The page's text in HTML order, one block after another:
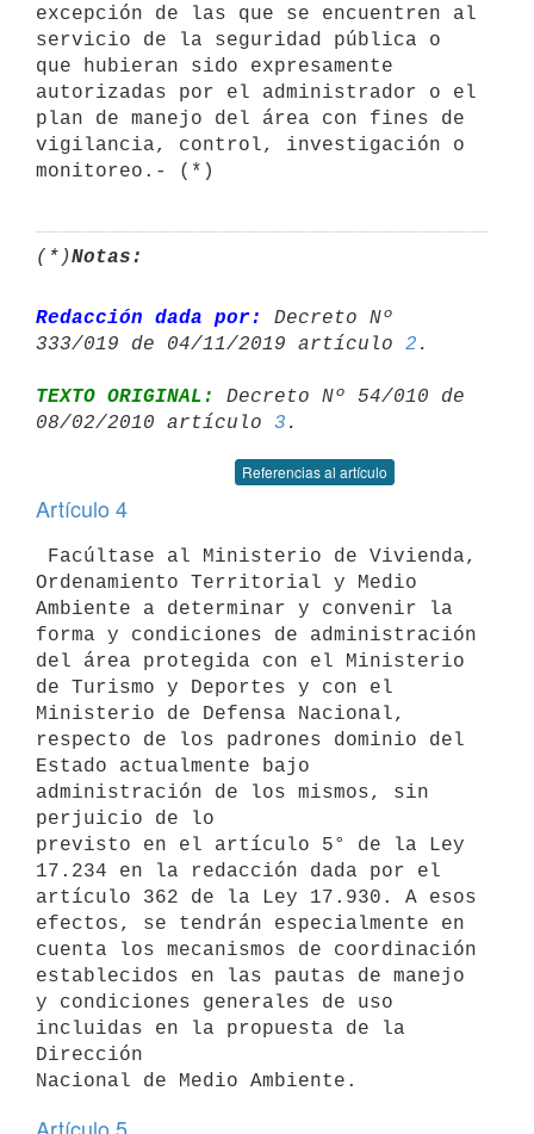
excepción de las que se encuentren al
servicio de la seguridad pública o
que hubieran sido expresamente
autorizadas por el administrador o el
plan de manejo del área con fines de
vigilancia, control, investigación o
monitoreo.- (*)
(*)Notas:
Redacción dada por:
Decreto Nº
333/019 de 04/11/2019 artículo 2
TEXTO ORIGINAL:
Decreto Nº 54/010 de
08/02/2010 artículo 3
Referencias al artículo
Artículo 4
Ordenamiento Territorial y Medio
Ambiente a determinar y convenir la
forma y condiciones de administración
del área protegida con el Ministerio
de Turismo y Deportes y con el
Ministerio de Defensa Nacional,
respecto de los padrones dominio del
Estado actualmente bajo
administración de los mismos, sin
perjuicio de lo
previsto en el artículo 5° de la Ley
17.234 en la redacción dada por el
artículo 362 de la Ley 17.930. A esos
efectos, se tendrán especialmente en
cuenta los mecanismos de coordinación
establecidos en las pautas de manejo
y condiciones generales de uso
incluidas en la propuesta de la
Dirección